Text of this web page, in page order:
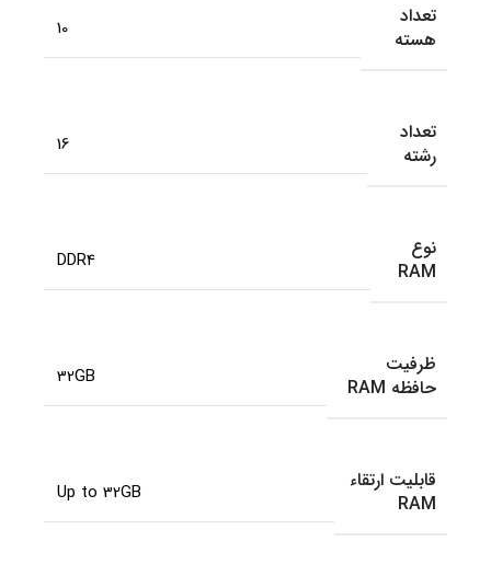
تعداد
هسته
10
تعداد
رشته
16
نوع
RAM
DDR4
ظرفیت
حافظه RAM
32GB
قابلیت ارتقاء
RAM
Up to 32GB